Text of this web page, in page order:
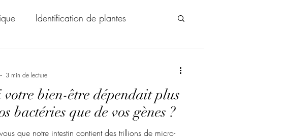
Identification de plantes
votre bien-être dépendait plus
bactéries que de vos gènes ?
que notre intestin contient des trillions de micro-
3 min de lecture